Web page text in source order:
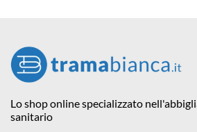
Lo shop online specializzato
sanitario